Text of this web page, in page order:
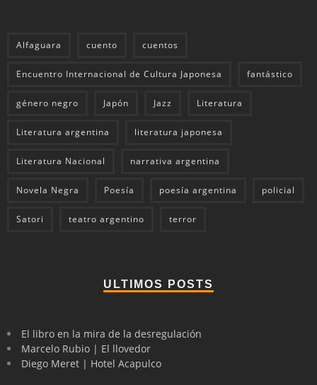
Alfaguara cuento cuentos
Encuentro Internacional de Cultura Japonesa fantástico
género negro Japón Jazz Literatura
Literatura argentina literatura japonesa
Literatura Nacional narrativa argentina
Novela Negra Poesía poesía argentina policial
Satori teatro argentino terror
ULTIMOS POSTS
El libro en la mira de la desregulación
Marcelo Rubio | El llovedor
Diego Meret | Hotel Acapulco